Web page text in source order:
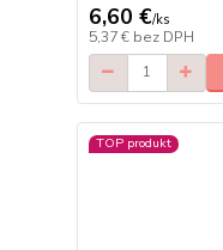
6,60 €/ks
5,37 € bez DPH
TOP produkt